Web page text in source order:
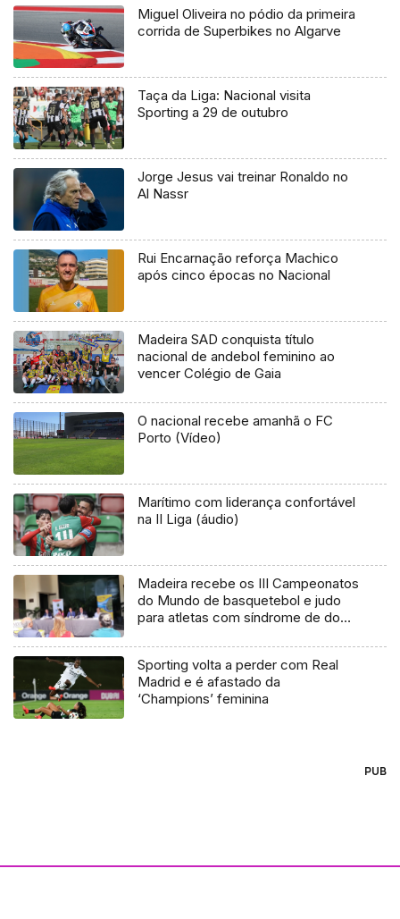
Miguel Oliveira no pódio da primeira
corrida de Superbikes no Algarve
Taça da Liga: Nacional visita
Sporting a 29 de outubro
Jorge Jesus vai treinar Ronaldo no
Al Nassr
Rui Encarnação reforça Machico
após cinco épocas no Nacional
Madeira SAD conquista título
nacional de andebol feminino ao
vencer Colégio de Gaia
O nacional recebe amanhã o FC
Porto (Vídeo)
Marítimo com liderança confortável
na II Liga (áudio)
Madeira recebe os III Campeonatos
do Mundo de basquetebol e judo
para atletas com síndrome de down
Sporting volta a perder com Real
Madrid e é afastado da
‘Champions’ feminina
PUB